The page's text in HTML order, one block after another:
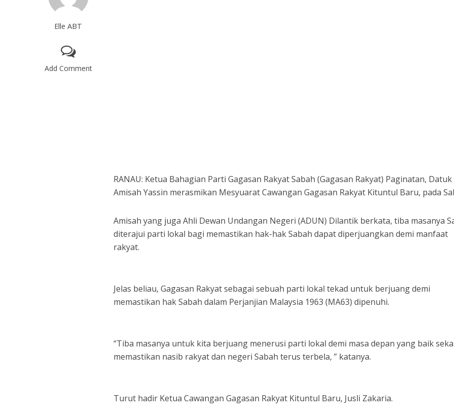
Elle ABT
Add Comment
RANAU: Ketua Bahagian Parti Gagasan Rakyat Sabah (Gagasan Rakyat) Paginatan, Datuk
Amisah Yassin merasmikan Mesyuarat Cawangan Gagasan Rakyat Kituntul Baru, pada
Amisah yang juga Ahli Dewan Undangan Negeri (ADUN) Dilantik berkata, tiba masanya
diterajui parti lokal bagi memastikan hak-hak Sabah dapat diperjuangkan demi manfaat
rakyat.
Jelas beliau, Gagasan Rakyat sebagai sebuah parti lokal tekad untuk berjuang demi
memastikan hak Sabah dalam Perjanjian Malaysia 1963 (MA63) dipenuhi.
“Tiba masanya untuk kita berjuang menerusi parti lokal demi masa depan yang baik
memastikan nasib rakyat dan negeri Sabah terus terbela, ” katanya.
Turut hadir Ketua Cawangan Gagasan Rakyat Kituntul Baru, Jusli Zakaria.